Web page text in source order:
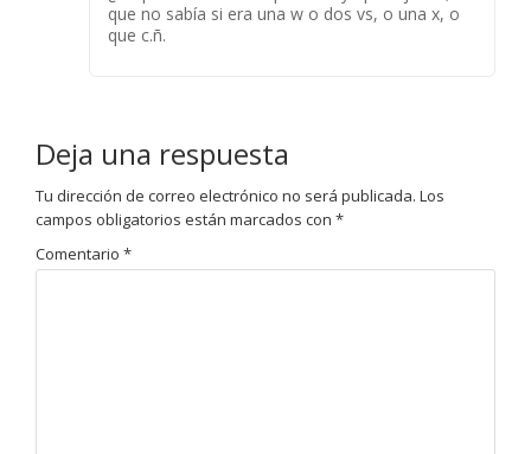
que no sabía si era una w o dos vs, o una x, o
que c.ñ.
Deja una respuesta
Tu dirección de correo electrónico no será publicada. Los
campos obligatorios están marcados con *
Comentario *